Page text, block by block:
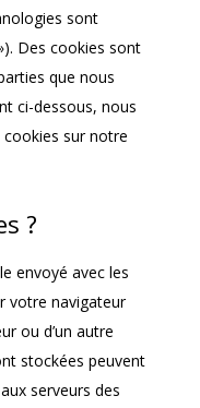
sont
Des cookies sont
que nous
ci-dessous, nous
cookies sur notre
?
envoyé avec les
votre navigateur
ou d’un autre
stockées peuvent
serveurs des